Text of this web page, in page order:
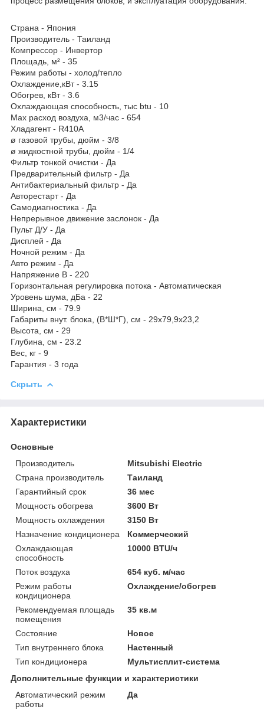
Страна - Япония
Производитель - Таиланд
Компрессор - Инвертор
Площадь, м² - 35
Режим работы - холод/тепло
Охлаждение,кВт - 3.15
Обогрев, кВт - 3.6
Охлаждающая способность, тыс btu - 10
Max расход воздуха, м3/час - 654
Хладагент - R410A
ø газовой трубы, дюйм - 3/8
ø жидкостной трубы, дюйм - 1/4
Фильтр тонкой очистки - Да
Предварительный фильтр - Да
Антибактериальный фильтр - Да
Авторестарт - Да
Самодиагностика - Да
Непрерывное движение заслонок - Да
Пульт Д/У - Да
Дисплей - Да
Ночной режим - Да
Авто режим - Да
Напряжение В - 220
Горизонтальная регулировка потока - Автоматическая
Уровень шума, дБа - 22
Ширина, см - 79.9
Габариты внут. блока, (В*Ш*Г), см - 29х79,9х23,2
Высота, см - 29
Глубина, см - 23.2
Вес, кг - 9
Гарантия - 3 года
Скрыть
Характеристики
Основные
Производитель
Mitsubishi Electric
Страна производитель
Таиланд
Гарантийный срок
36 мес
Мощность обогрева
3600 Вт
Мощность охлаждения
3150 Вт
Назначение кондиционера
Коммерческий
Охлаждающая
способность
10000 BTU/ч
Поток воздуха
654 куб. м/час
Режим работы
кондиционера
Охлаждение/обогрев
Рекомендуемая площадь
помещения
35 кв.м
Состояние
Новое
Тип внутреннего блока
Настенный
Тип кондиционера
Мультисплит-система
Дополнительные функции и характеристики
Автоматический режим
работы
Да